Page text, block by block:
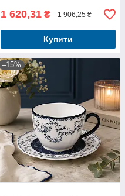
1 620,31 ₴ 1 906,25 ₴
Купити
–15%